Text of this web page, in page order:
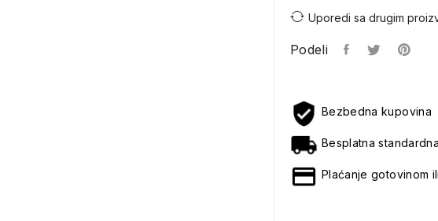
Uporedi sa drugim
Podeli
Bezbedna kupovina
Besplatna
Plaćanje gotovinom